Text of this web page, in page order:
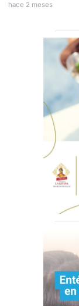
hace 2 meses